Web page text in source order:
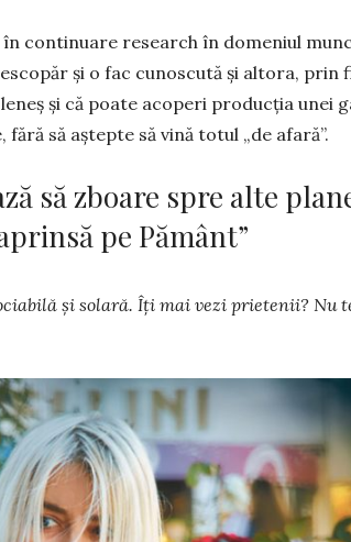
con­tinuare research în domeniul
și o fac cunoscută și altora, prin
și că poate acoperi producția unei
să aștepte să vină totul „de afară”.
să zboare spre alte
pe Pământ”
și solară. Îți mai vezi prie­tenii?